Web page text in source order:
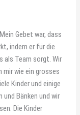
Gebet war, dass
indem er für die
als Team sorgt. Wir
mir wie ein grosses
Kinder und einige
Bänken und wir
Die Kinder